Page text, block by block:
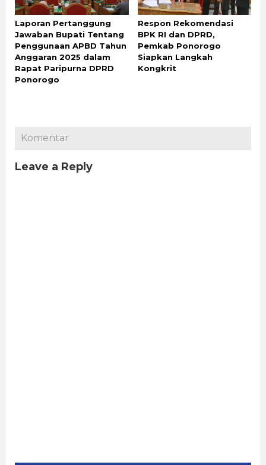
Laporan Pertanggung
Jawaban Bupati Tentang
Penggunaan APBD Tahun
Anggaran 2025 dalam
Rapat Paripurna DPRD
Ponorogo
Respon Rekomendasi
BPK RI dan DPRD,
Pemkab Ponorogo
Siapkan Langkah
Kongkrit
Komentar
Leave a Reply